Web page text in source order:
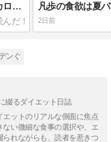
ピザと寿司とエアロバイク82分！カロリー爆走バトルのゆくえ
2日前
ンぐ
綴るダイエット日誌
エットのリアルな側面に焦点
い微細な食事の選択や、エ
れながらも、読者を惹きつ